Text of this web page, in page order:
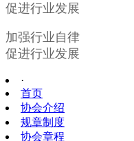
促进行业发展
加强行业自律
促进行业发展
·
首页
协会介绍
规章制度
协会章程